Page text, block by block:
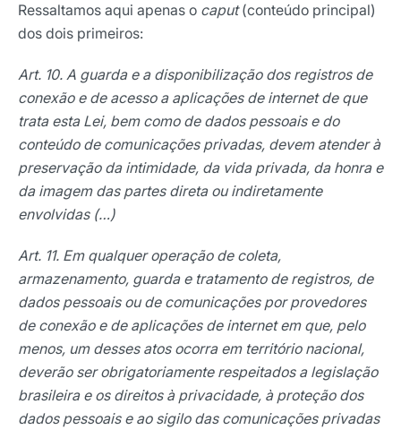
Ressaltamos aqui apenas o caput(conteúdo principal)
dos dois primeiros:
Art. 10. A guarda e a disponibilização dos registros de
conexão e de acesso a aplicações de internet de que
trata esta Lei, bem como de dados pessoais e do
conteúdo de comunicações privadas, devem atender à
preservação da intimidade, da vida privada, da honra e
da imagem das partes direta ou indiretamente
envolvidas (…)
Art. 11. Em qualquer operação de coleta,
armazenamento, guarda e tratamento de registros, de
dados pessoais ou de comunicações por provedores
de conexão e de aplicações de internet em que, pelo
menos, um desses atos ocorra em território nacional,
deverão ser obrigatoriamente respeitados a legislação
brasileira e os direitos à privacidade, à proteção dos
dados pessoais e ao sigilo das comunicações privadas